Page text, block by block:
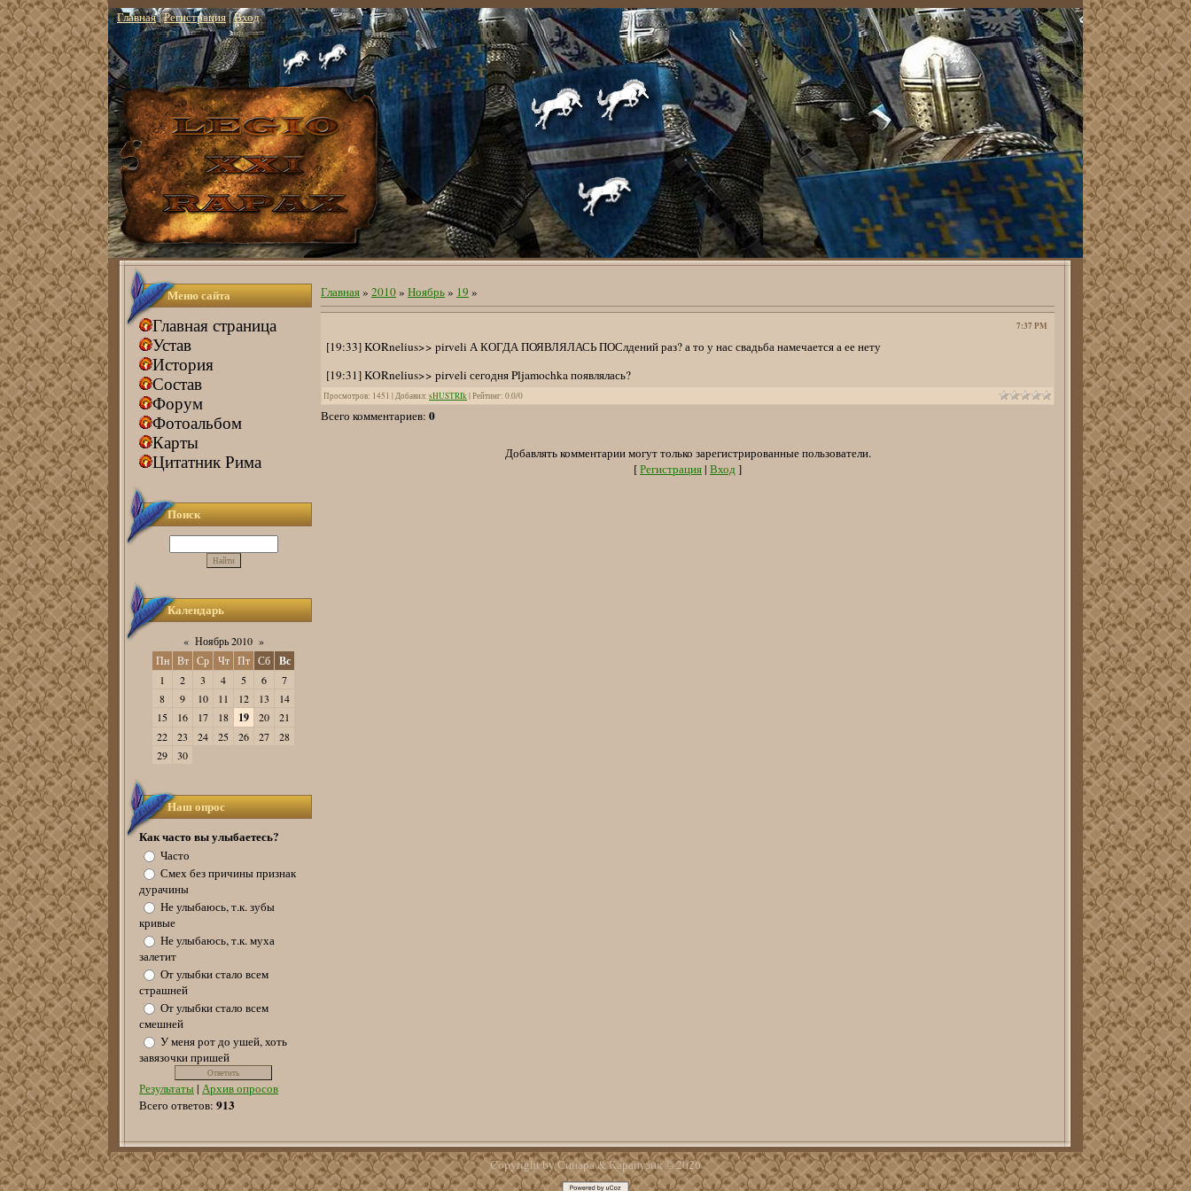
Главная|Регистрация|Вход
Меню сайта
Главная страница
Устав
История
Состав
Форум
Фотоальбом
Карты
Цитатник Рима
Поиск
Календарь
« Ноябрь 2010 »
Пн Вт Ср Чт Пт Сб Вс
1 2 3 4 5 6
7
8
9 10 11 12 13
14
15
16 17 18 19 20
21
22
23 24 25 26 27
28
29
30
Наш опрос
Как часто вы улыбаетесь?
Часто
Смех без причины признак
дурачины
Не улыбаюсь, т.к. зубы
кривые
Не улыбаюсь, т.к. муха
залетит
От улыбки стало всем
страшней
От улыбки стало всем
смешней
У меня рот до ушей, хоть
завязочки пришей
Результаты | Архив опросов
Всего ответов: 913
Главная» 2010» Ноябрь» 19 »
7:37 PM
[19:33] KORnelius>> pirveli А КОГДА ПОЯВЛЯЛАСЬ ПОСлдений раз? а то у нас свадьба намечается а ее нету
[19:31] KORnelius>> pirveli сегодня Pljamochka появлялась?
Просмотров: 1451 |Добавил: sHUSTRIk|Рейтинг: 0.0/0
Всего комментариев: 0
Добавлять комментарии могут только зарегистрированные пользователи.
[Регистрация | Вход ]
Copyright by Синара & Карапузик © 2026